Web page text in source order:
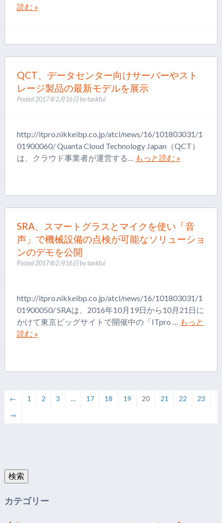
読む »
QCT、データセンター向けサーバーやスト
レージ製品の最新モデルを展示
Posted2017年2月16日bytankful
http://itpro.nikkeibp.co.jp/atcl/news/16/101803031/1
01900060/ Quanta Cloud Technology Japan（QCT）
は、クラウド事業者が運営する… もっと読む »
SRA、スマートグラスとマイクを使い「音
声」で機械設備の点検が可能なソリューショ
ンのデモを公開
Posted2017年2月16日bytankful
http://itpro.nikkeibp.co.jp/atcl/news/16/101803031/1
01900050/ SRAは、2016年10月19日から10月21日に
かけて東京ビッグサイトで開催中の「ITpro … もっと
読む »
← 1 2 3 … 17 18 19 20 21 22 23
→
検索
カテゴリー